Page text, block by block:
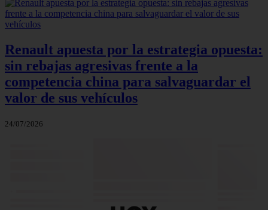
Renault apuesta por la estrategia opuesta:
sin rebajas agresivas frente a la
competencia china para salvaguardar el
valor de sus vehículos
24/07/2026